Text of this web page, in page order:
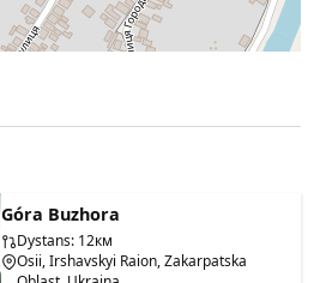
Góra Buzhora
Dystans: 12км
Osii, Irshavskyi Raion, Zakarpatska